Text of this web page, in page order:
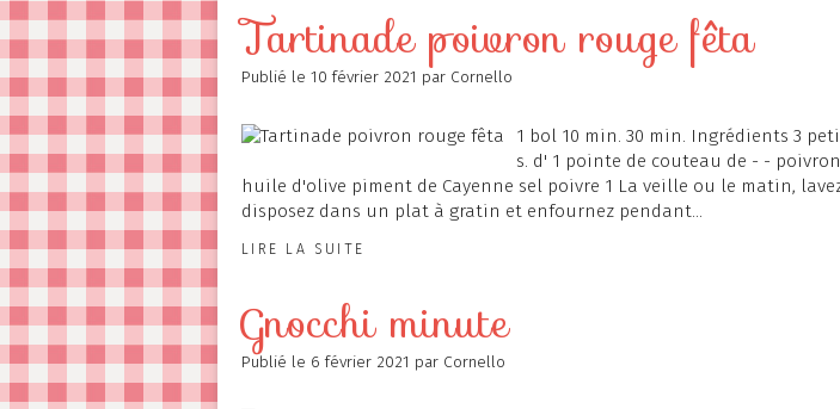
Tartinade poivron rouge fêta
Publié le 10 février 2021 par Cornello
1 bol 10 min. 30 min. Ingrédients 3
s. d' 1 pointe de couteau de - -
huile d'olive piment de Cayenne sel poivre 1 La veille ou le matin,
disposez dans un plat à gratin et enfournez pendant...
LIRE LA SUITE
Gnocchi minute
Publié le 6 février 2021 par Cornello